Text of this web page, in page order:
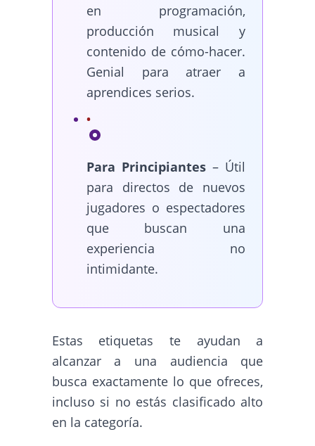
en programación,
producción musical y
contenido de cómo-hacer.
Genial para atraer a
aprendices serios.
Para Principiantes– Útil
para directos de nuevos
jugadores o espectadores
que buscan una
experiencia no
intimidante.
Estas etiquetas te ayudan a
alcanzar a una audiencia que
busca exactamente lo que ofreces,
incluso si no estás clasificado alto
en la categoría.